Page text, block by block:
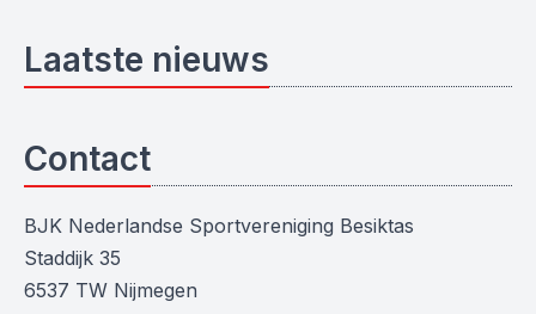
Laatste nieuws
Contact
BJK Nederlandse Sportvereniging Besiktas
Staddijk 35
6537 TW Nijmegen